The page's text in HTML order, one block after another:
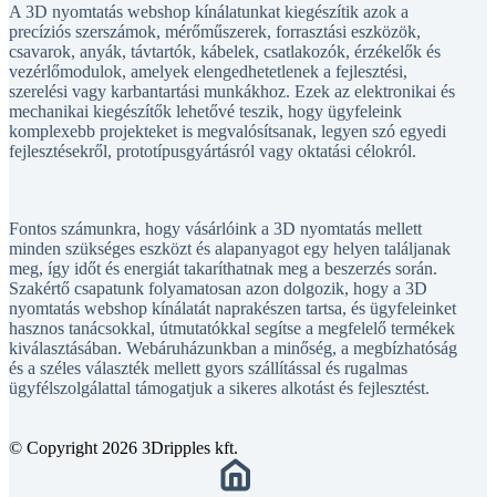
A 3D nyomtatás webshop kínálatunkat kiegészítik azok a
precíziós szerszámok, mérőműszerek, forrasztási eszközök,
csavarok, anyák, távtartók, kábelek, csatlakozók, érzékelők és
vezérlőmodulok, amelyek elengedhetetlenek a fejlesztési,
szerelési vagy karbantartási munkákhoz. Ezek az elektronikai és
mechanikai kiegészítők lehetővé teszik, hogy ügyfeleink
komplexebb projekteket is megvalósítsanak, legyen szó egyedi
fejlesztésekről, prototípusgyártásról vagy oktatási célokról.
Fontos számunkra, hogy vásárlóink a 3D nyomtatás mellett
minden szükséges eszközt és alapanyagot egy helyen találjanak
meg, így időt és energiát takaríthatnak meg a beszerzés során.
Szakértő csapatunk folyamatosan azon dolgozik, hogy a 3D
nyomtatás webshop kínálatát naprakészen tartsa, és ügyfeleinket
hasznos tanácsokkal, útmutatókkal segítse a megfelelő termékek
kiválasztásában. Webáruházunkban a minőség, a megbízhatóság
és a széles választék mellett gyors szállítással és rugalmas
ügyfélszolgálattal támogatjuk a sikeres alkotást és fejlesztést.
© Copyright 2026 3Dripples kft.